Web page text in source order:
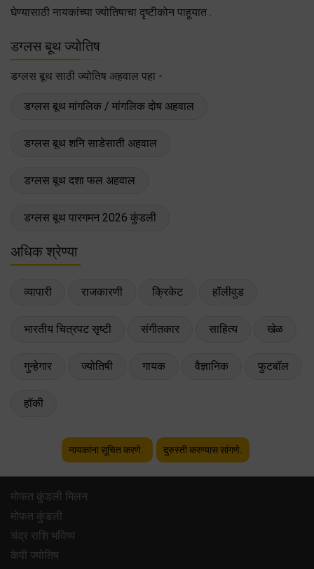
घेण्यासाठी नायकांच्या ज्योतिषाचा दृष्टीकोन पाहूयात .
डग्लस बूथ ज्योतिष
डग्लस बूथ साठी ज्योतिष अहवाल पहा -
डग्लस बूथ मांगलिक / मांगलिक दोष अहवाल
डग्लस बूथ शनि साडेसाती अहवाल
डग्लस बूथ दशा फल अहवाल
डग्लस बूथ पारगमन 2026 कुंडली
अधिक श्रेण्या
व्यापारी राजकारणी क्रिकेट हॉलीवुड
भारतीय चित्रपट सृष्टी संगीतकार साहित्य खेळ
गुन्हेगार ज्योतिषी गायक वैज्ञानिक फुटबॉल
हॉकी
नायकांना सूचित करणे. दुरुस्ती करण्यास सांगणे.
मोफत कुंडली मिलन
मोफत कुंडली
चंद्र राशि भविष्य
केपी ज्योतिष